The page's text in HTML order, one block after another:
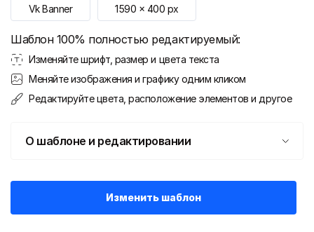
Vk Banner 1590 x 400 px
Шаблон 100% полностью редактируемый:
Изменяйте шрифт, размер и цвета текста
Меняйте изображения и графику одним кликом
Редактируйте цвета, расположение элементов и другое
О шаблоне и редактировании
Изменить шаблон